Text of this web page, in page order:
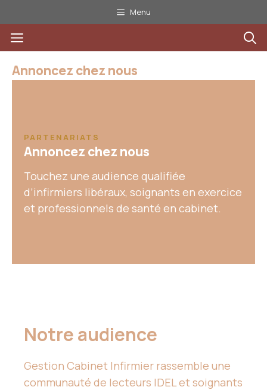
au
contenu
Menu
Menu
Annoncez chez nous
PARTENARIATS
Annoncez chez nous
Touchez une audience qualifiée
d’infirmiers libéraux, soignants en exercice
et professionnels de santé en cabinet.
Notre audience
Gestion Cabinet Infirmier rassemble une
communauté de lecteurs IDEL et soignants